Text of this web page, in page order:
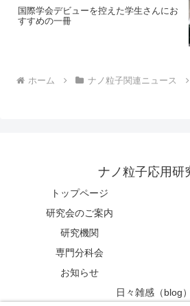
国際学会デビューを控えた学生さんにお
すすめの一冊
ホーム ナノ粒子関連ニュース
ナノ粒子応用研
トップページ
研究会のご案内
研究機関
専門分科会
お知らせ
日々雑感（blog）